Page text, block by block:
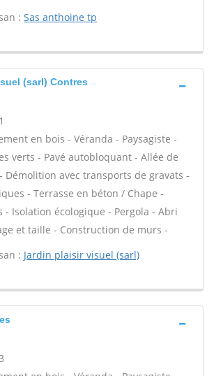
: Sas anthoine tp
(sarl) Contres
en bois - Véranda - Paysagiste -
verts - Pavé autobloquant - Allée de
Démolition avec transports de gravats -
- Terrasse en béton / Chape -
- Isolation écologique - Pergola - Abri
et taille - Construction de murs -
: Jardin plaisir visuel (sarl)